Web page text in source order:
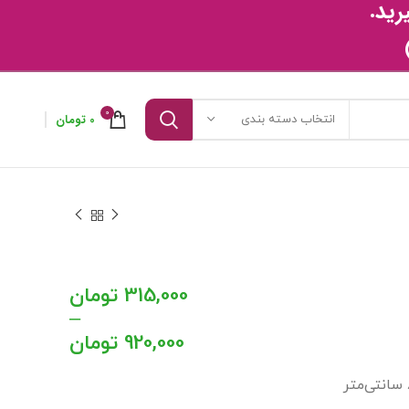
.
انتخاب دسته بندی 0
0 تومان
315,000 تومان
–
920,000 تومان